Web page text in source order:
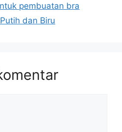
pembuatan bra
dan Biru